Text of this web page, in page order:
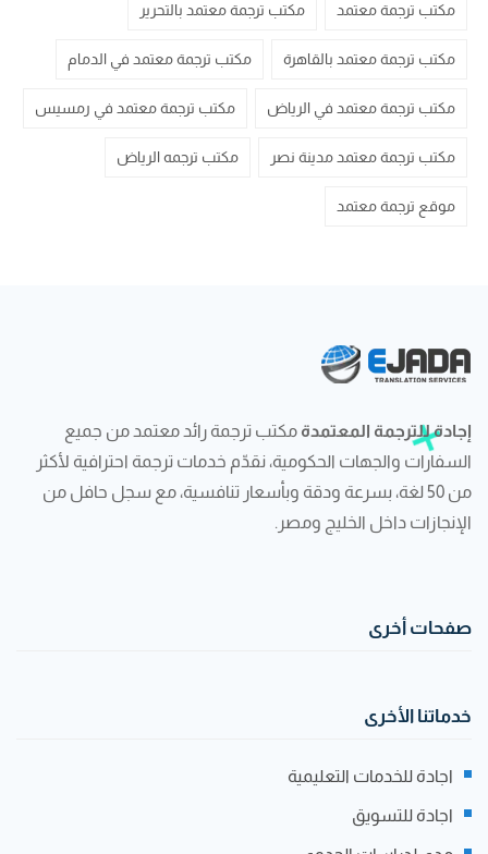
مكتب ترجمة معتمد مكتب ترجمة معتمد بالتحرير
مكتب ترجمة معتمد بالقاهرة مكتب ترجمة معتمد في الدمام
مكتب ترجمة معتمد في الرياض مكتب ترجمة معتمد في رمسيس
مكتب ترجمة معتمد مدينة نصر مكتب ترجمه الرياض
موقع ترجمة معتمد
إجادة للترجمة المعتمدة مكتب ترجمة رائد معتمد من جميع
السفارات والجهات الحكومية، نقدّم خدمات ترجمة احترافية لأكثر
من 50 لغة، بسرعة ودقة وبأسعار تنافسية، مع سجل حافل من
الإنجازات داخل الخليج ومصر.
صفحات أخرى
خدماتنا الأخرى
اجادة للخدمات التعليمية
اجادة للتسويق